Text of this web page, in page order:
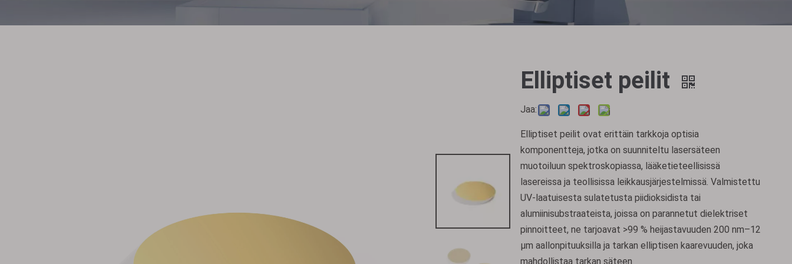
Elliptiset peilit
Jaa:
Elliptiset peilit ovat erittäin tarkkoja optisia
komponentteja, jotka on suunniteltu lasersäteen
muotoiluun spektroskopiassa, lääketieteellisissä
lasereissa ja teollisissa leikkausjärjestelmissä. Valmistettu
UV-laatuisesta sulatetusta piidioksidista tai
alumiinisubstraateista, joissa on parannetut dielektriset
pinnoitteet, ne tarjoavat >99 % heijastavuuden 200 nm–12
µm aallonpituuksilla ja tarkan elliptisen kaarevuuden, joka
mahdollistaa tarkan säteen